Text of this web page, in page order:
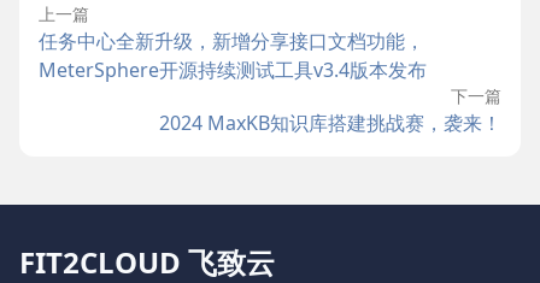
上一篇
任务中心全新升级，新增分享接口文档功能，
MeterSphere开源持续测试工具v3.4版本发布
下一篇
2024 MaxKB知识库搭建挑战赛，袭来！
FIT2CLOUD 飞致云